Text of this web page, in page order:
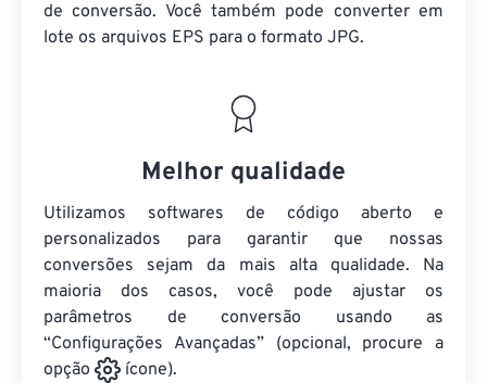
de conversão. Você também pode converter em
lote os arquivos EPS para o formato JPG.
Melhor qualidade
Utilizamos softwares de código aberto e
personalizados para garantir que nossas
conversões sejam da mais alta qualidade. Na
maioria dos casos, você pode ajustar os
parâmetros de conversão usando as
“Configurações Avançadas” (opcional, procure a
opção
ícone).